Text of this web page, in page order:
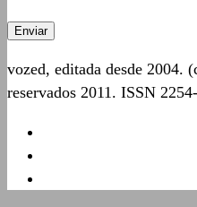
vozed, editada desde 2004.
reservados 2011. ISSN